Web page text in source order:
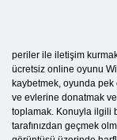
periler ile iletişim
ücretsiz online oyunu
kaybetmek, oyunda
ve evlerine donatmak
toplamak. Konuyla ilgili
tarafınızdan geçmek